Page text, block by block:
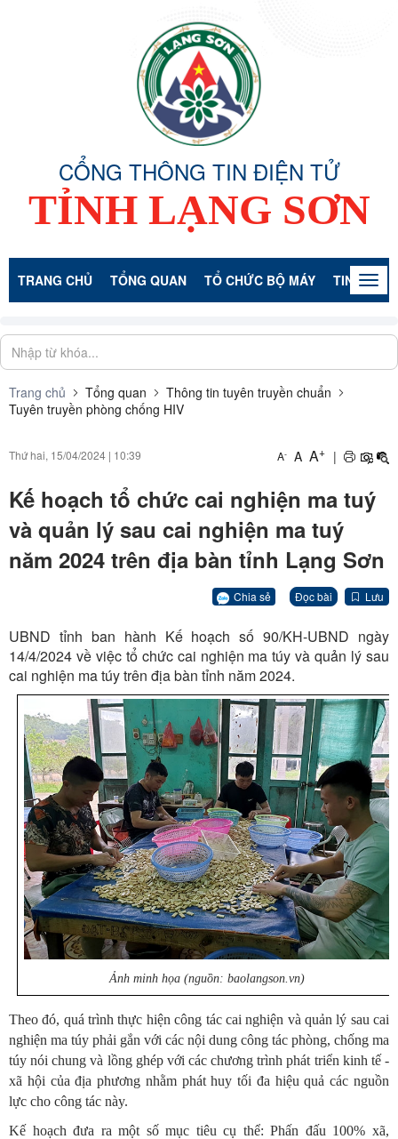
CỔNG THÔNG TIN ĐIỆN TỬ
TỈNH LẠNG SƠN
TRANG CHỦ TỔNG QUAN TỔ CHỨC BỘ MÁY TIN TỨC -
Trang chủ Tổng quan
Thông tin tuyên truyền chuẩn
Tuyên truyền phòng chống HIV
Thứ hai, 15/04/2024 | 10:39 A- A A+ |
Kế hoạch tổ chức cai nghiện ma tuý
và quản lý sau cai nghiện ma tuý
năm 2024 trên địa bàn tỉnh Lạng Sơn
Chia sẻ Đọc bài Lưu
UBND tỉnh ban hành Kế hoạch số 90/KH-UBND ngày
14/4/2024 về việc tổ chức cai nghiện ma túy và quản lý sau
cai nghiện ma túy trên địa bàn tỉnh năm 2024.
Ảnh minh họa (nguồn: baolangson.vn)
Theo đó, quá trình thực hiện công tác cai nghiện và quản lý sau cai
nghiện ma túy phải gắn với các nội dung công tác phòng, chống ma
túy nói chung và lồng ghép với các chương trình phát triển kinh tế -
xã hội của địa phương nhằm phát huy tối đa hiệu quả các nguồn
lực cho công tác này.
Kế hoạch đưa ra một số mục tiêu cụ thể: Phấn đấu 100% xã,